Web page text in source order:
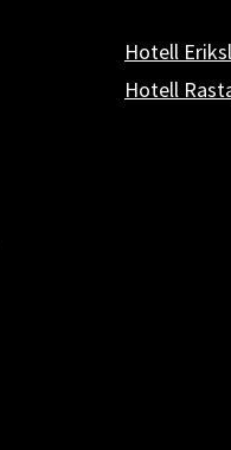
Hotell
Hotell